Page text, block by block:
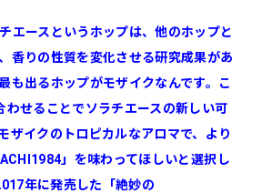
エースというホップは、他のホップと
香りの性質を変化させる研究成果があ
も出るホップがモザイクなんです。こ
わせることでソラチエースの新しい可
ザイクのトロピカルなアロマで、より
」を味わってほしいと選択し
年に発売した「絶妙の